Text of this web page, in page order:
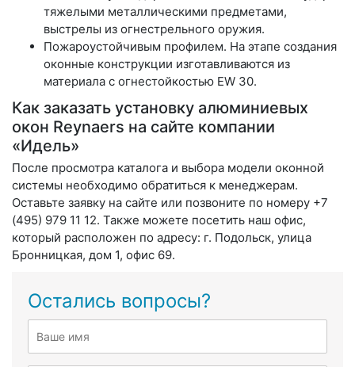
тяжелыми металлическими предметами,
выстрелы из огнестрельного оружия.
Пожароустойчивым профилем. На этапе создания
оконные конструкции изготавливаются из
материала с огнестойкостью EW 30.
Как заказать установку алюминиевых
окон Reynaers на сайте компании
«Идель»
После просмотра каталога и выбора модели оконной
системы необходимо обратиться к менеджерам.
Оставьте заявку на сайте или позвоните по номеру +7
(495) 979 11 12. Также можете посетить наш офис,
который расположен по адресу: г. Подольск, улица
Бронницкая, дом 1, офис 69.
Остались вопросы?